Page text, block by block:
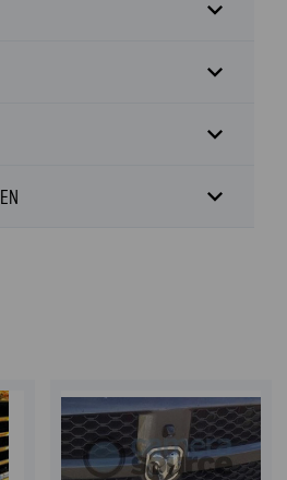
expand_more
expand_more
expand_more
expand_more